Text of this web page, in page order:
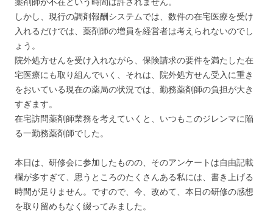
しかし、現行の調剤報酬システムでは、数件の在宅医療を受け
入れるだけでは、薬剤師の増員を経営者は考えられないのでし
ょう。
院外処方せんを受け入れながら、保険請求の要件を満たした在
宅医療にも取り組んでいく、それは、院外処方せん受入に重き
をおいている現在の薬局の状況では、勤務薬剤師の負担が大き
すぎます。
在宅訪問薬剤師業務を考えていくと、いつもこのジレンマに陥
る一勤務薬剤師でした。
本日は、研修会に参加したものの、そのアンケートは自由記載
欄が多すぎて、思うところのたくさんある私には、書き上げる
時間が足りません。ですので、今、改めて、本日の研修の感想
を取り留めもなく綴ってみました。